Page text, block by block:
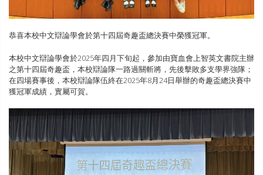
恭喜本校中文辯論學會於第十四屆奇趣盃總決賽中榮獲冠軍。
本校中文辯論學會於2025年四月下旬起，參加由寶血會上智英文書院主辦
之第十四屆奇趣盃，本校辯論隊一路過關斬將，先後擊敗多支學界強隊；
在四場賽事後，本校辯論隊伍終在2025年8月24日舉辦的奇趣盃總決賽中
獲冠軍成績，實屬可賀。